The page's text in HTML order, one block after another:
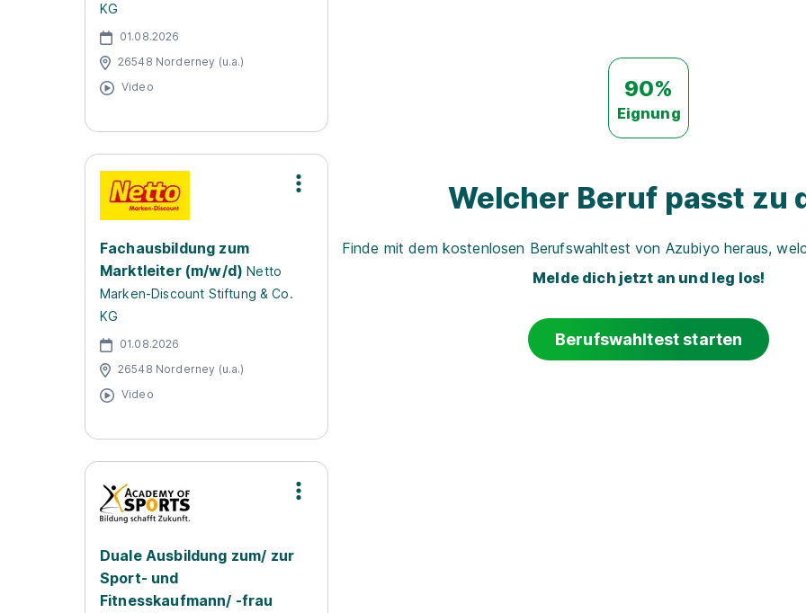
KG
01.08.2026
26548 Norderney (u.a.)
Video
Fachausbildung zum
Marktleiter (m/w/d) Netto
Marken-Discount Stiftung & Co.
KG
01.08.2026
26548 Norderney (u.a.)
Video
Duale Ausbildung zum/ zur
Sport- und
Fitnesskaufmann/ -frau
90%
Eignung
Welcher Beruf passt zu
Finde mit dem kostenlosen Berufswahltest von Azubiyo heraus,
Melde dich jetzt an und leg los!
Berufswahltest starten